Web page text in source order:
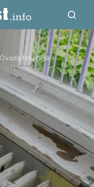
felújítása